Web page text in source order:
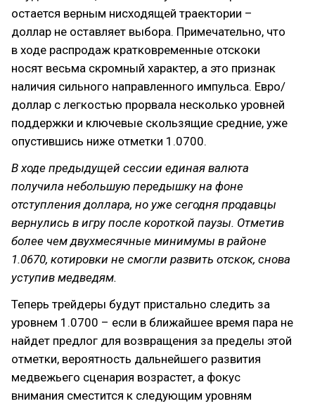
остается верным нисходящей траектории –
доллар не оставляет выбора. Примечательно, что
в ходе распродаж кратковременные отскоки
носят весьма скромный характер, а это признак
наличия сильного направленного импульса. Евро/
доллар с легкостью прорвала несколько уровней
поддержки и ключевые скользящие средние, уже
опустившись ниже отметки 1.0700.
В ходе предыдущей сессии единая валюта
получила небольшую передышку на фоне
отступления доллара, но уже сегодня продавцы
вернулись в игру после короткой паузы. Отметив
более чем двухмесячные минимумы в районе
1.0670, котировки не смогли развить отскок, снова
уступив медведям.
Теперь трейдеры будут пристально следить за
уровнем 1.0700 – если в ближайшее время пара не
найдет предлог для возвращения за пределы этой
отметки, вероятность дальнейшего развития
медвежьего сценария возрастет, а фокус
внимания сместится к следующим уровням